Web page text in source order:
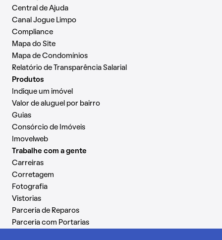
Central de Ajuda
Canal Jogue Limpo
Compliance
Mapa do Site
Mapa de Condomínios
Relatório de Transparência Salarial
Produtos
Indique um imóvel
Valor de aluguel por bairro
Guias
Consórcio de Imóveis
Imovelweb
Trabalhe com a gente
Carreiras
Corretagem
Fotografia
Vistorias
Parceria de Reparos
Parceria com Portarias